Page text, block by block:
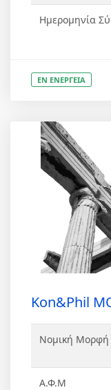
Ημερομηνία
ΕΝ ΕΝΕΡΓΕΙΑ
Kon&Phil
Νομική Μορφή
Α.Φ.Μ